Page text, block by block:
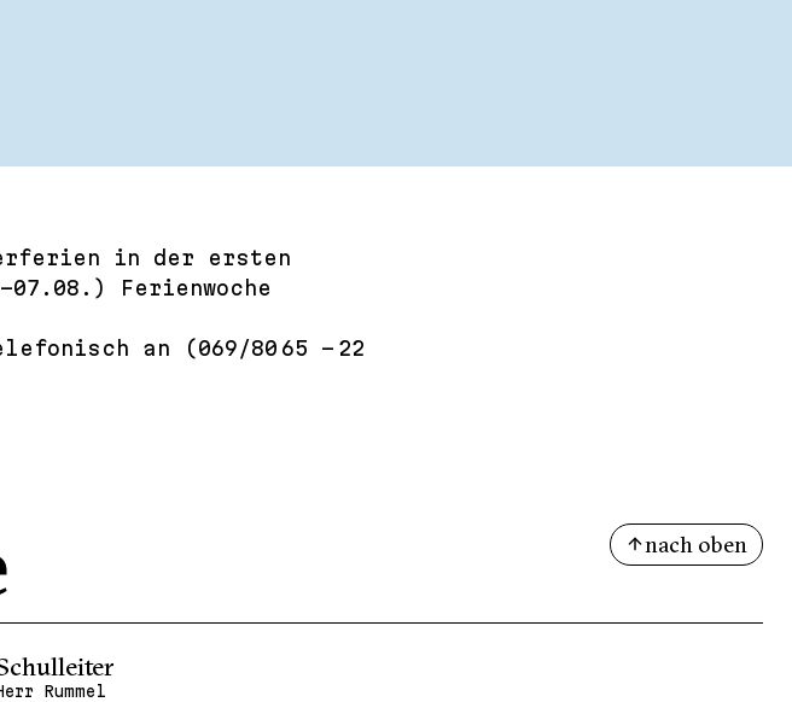
in der ersten
Ferienwoche
an (069/80 65 - 22
nach oben
Rummel